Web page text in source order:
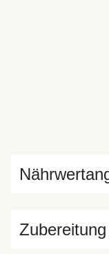
Zubereitung